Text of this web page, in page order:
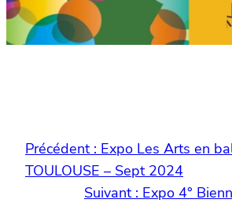
Précédent : Expo Les Arts en
TOULOUSE – Sept 2024
Suivant : Expo 4°